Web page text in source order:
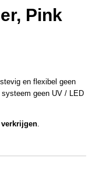
Pink
en flexibel geen
geen UV / LED
.